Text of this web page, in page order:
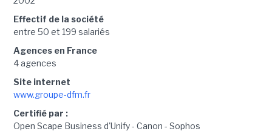
Effectif de la société
entre 50 et 199 salariés
Agences en France
4 agences
Site internet
www.groupe-dfm.fr
Certifié par :
Open Scape Business d'Unify - Canon - Sophos